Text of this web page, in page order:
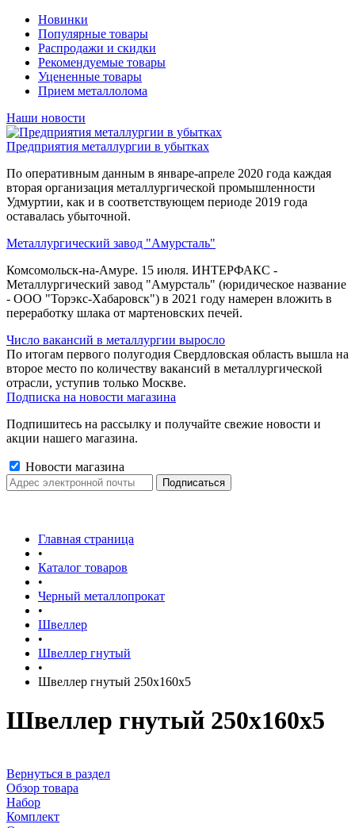
Новинки
Популярные товары
Распродажи и скидки
Рекомендуемые товары
Уцененные товары
Прием металлолома
Наши новости
Предприятия металлургии в убытках
По оперативным данным в январе-апреле 2020 года каждая
вторая организация металлургической промышленности
Удмуртии, как и в соответствующем периоде 2019 года
оставалась убыточной.
Металлургический завод "Амурсталь"
Комсомольск-на-Амуре. 15 июля. ИНТЕРФАКС -
Металлургический завод "Амурсталь" (юридическое название
- ООО "Торэкс-Хабаровск") в 2021 году намерен вложить в
переработку шлака от мартеновских печей.
Число вакансий в металлургии выросло
По итогам первого полугодия Свердловская область вышла на
второе место по количеству вакансий в металлургической
отрасли, уступив только Москве.
Подписка на новости магазина
Подпишитесь на рассылку и получайте свежие новости и
акции нашего магазина.
Новости магазина
Главная страница
•
Каталог товаров
•
Черный металлопрокат
•
Швеллер
•
Швеллер гнутый
•
Швеллер гнутый 250х160х5
Швеллер гнутый 250х160х5
Вернуться в раздел
Обзор товара
Набор
Комплект